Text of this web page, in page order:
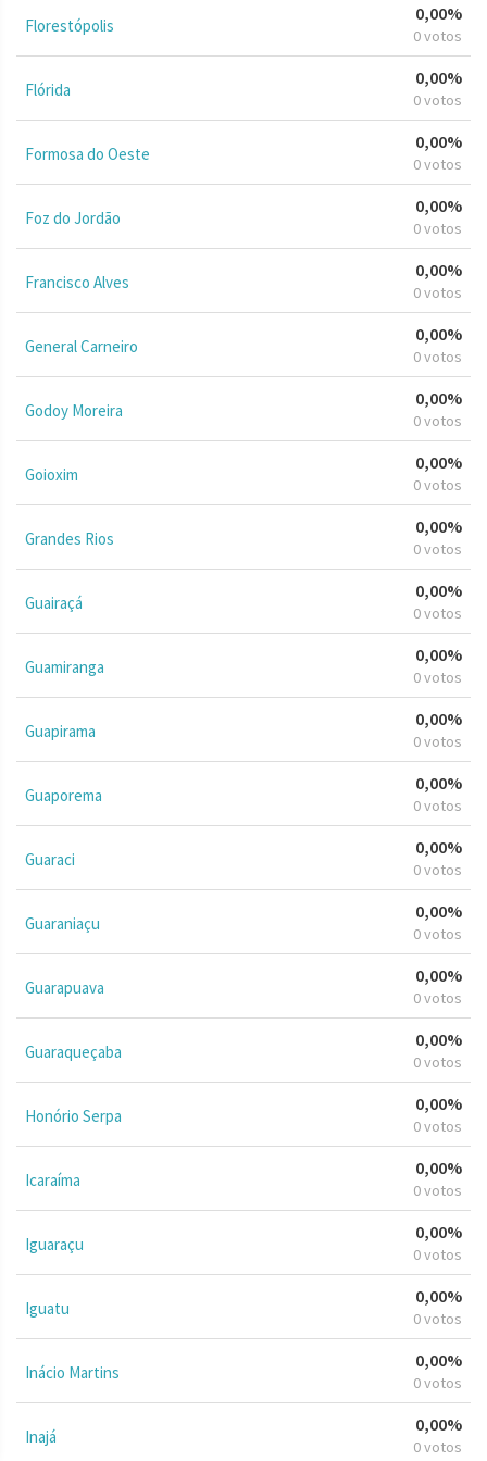
Florestópolis
0,00%
0 votos
Flórida
0,00%
0 votos
Formosa do Oeste
0,00%
0 votos
Foz do Jordão
0,00%
0 votos
Francisco Alves
0,00%
0 votos
General Carneiro
0,00%
0 votos
Godoy Moreira
0,00%
0 votos
Goioxim
0,00%
0 votos
Grandes Rios
0,00%
0 votos
Guairaçá
0,00%
0 votos
Guamiranga
0,00%
0 votos
Guapirama
0,00%
0 votos
Guaporema
0,00%
0 votos
Guaraci
0,00%
0 votos
Guaraniaçu
0,00%
0 votos
Guarapuava
0,00%
0 votos
Guaraqueçaba
0,00%
0 votos
Honório Serpa
0,00%
0 votos
Icaraíma
0,00%
0 votos
Iguaraçu
0,00%
0 votos
Iguatu
0,00%
0 votos
Inácio Martins
0,00%
0 votos
Inajá
0,00%
0 votos